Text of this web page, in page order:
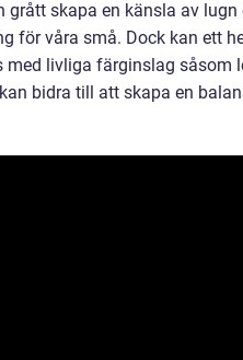
grått skapa en känsla av
för våra små. Dock kan ett
livliga färginslag såsom
bidra till att skapa en